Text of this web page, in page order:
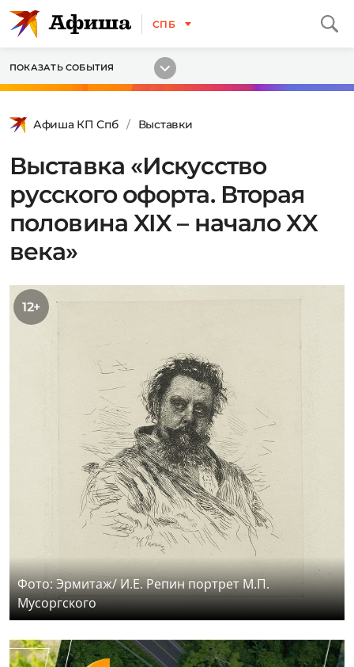
СПБ
ПОКАЗАТЬ СОБЫТИЯ
Афиша КП Спб Выставки
Выставка «Искусство
русского офорта. Вторая
половина XIX – начало XX
века»
12+
Фото: Эрмитаж/ И.Е. Репин портрет М.П.
Мусоргского